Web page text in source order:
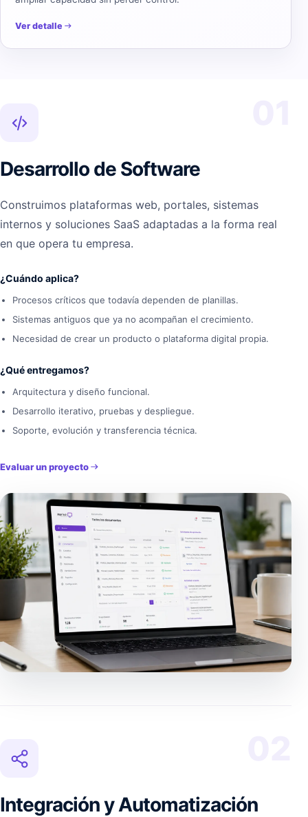
Ver detalle
Desarrollo de Software
Construimos plataformas web, portales, sistemas
internos y soluciones SaaS adaptadas a la forma real
en que opera tu empresa.
¿Cuándo aplica?
Procesos críticos que todavía dependen de planillas.
Sistemas antiguos que ya no acompañan el crecimiento.
Necesidad de crear un producto o plataforma digital propia.
¿Qué entregamos?
Arquitectura y diseño funcional.
Desarrollo iterativo, pruebas y despliegue.
Soporte, evolución y transferencia técnica.
Evaluar un proyecto
Integración y Automatización